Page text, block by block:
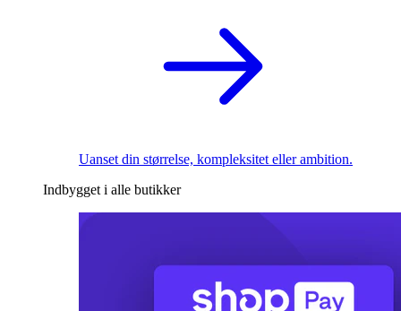
Uanset din størrelse, kompleksitet eller ambition.
Indbygget i alle butikker